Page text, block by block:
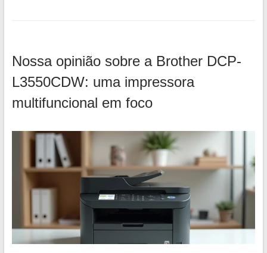
Nossa opinião sobre a Brother DCP-
L3550CDW: uma impressora
multifuncional em foco